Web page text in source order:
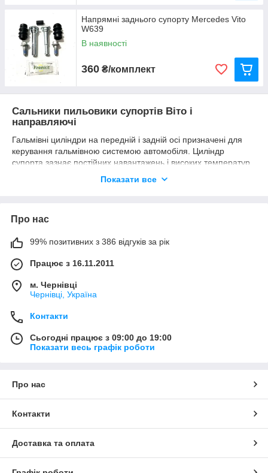
Напрямні заднього супорту Mercedes Vito
W639
В наявності
360 ₴/комплект
Сальники пильовики супортів Віто і
направляючі
Гальмівні циліндри на передній і задній осі призначені для
керування гальмівною системою автомобіля. Циліндр
супорта зазнає постійних навантажень і високих температур
що призводить до зношування. Для відновлення
працездатності циліндрів застосовуються ремонтні
можуть підклинювати з-за зносу або іржі, які потрібно
спеціальним мастилом і захисними пиляками які необхідно
вологи і забруднень.У нас ви можете купити ремкомплекти
підходять незалежно як на праву, так і на ліву сторони.
Показати все
Про нас
99% позитивних з 386 відгуків за рік
Працює з 16.11.2011
м. Чернівці
Чернівці, Україна
Контакти
Сьогодні працює з 09:00 до 19:00
Показати весь графік роботи
Про нас
Контакти
Доставка та оплата